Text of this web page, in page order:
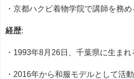
・京都ハクビ着物学院で講師を務め
経歴:
・1993年8月26日、千葉県に生まれ
・2016年から和服モデルとして活